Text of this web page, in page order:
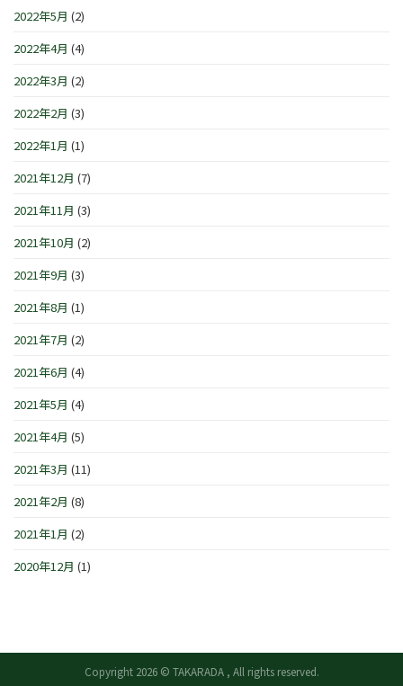
2022年5月 (2)
2022年4月 (4)
2022年3月 (2)
2022年2月 (3)
2022年1月 (1)
2021年12月 (7)
2021年11月 (3)
2021年10月 (2)
2021年9月 (3)
2021年8月 (1)
2021年7月 (2)
2021年6月 (4)
2021年5月 (4)
2021年4月 (5)
2021年3月 (11)
2021年2月 (8)
2021年1月 (2)
2020年12月 (1)
Copyright 2026 © TAKARADA , All rights reserved.